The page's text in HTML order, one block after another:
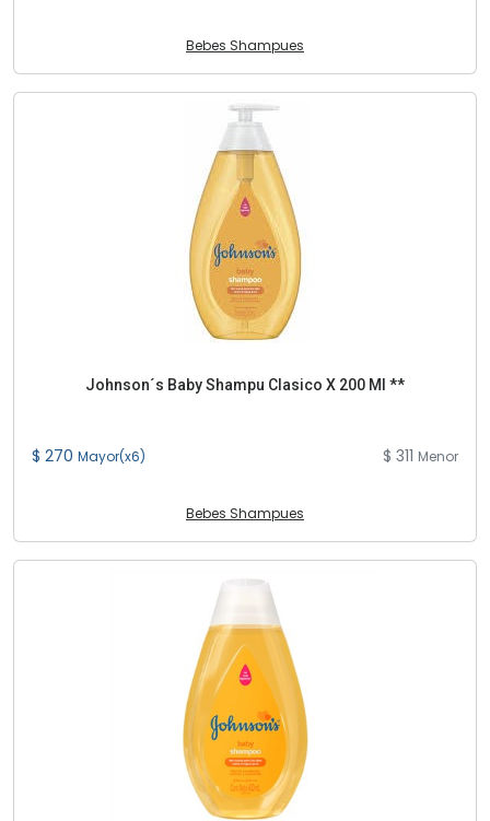
Bebes Shampues
Johnson´s Baby Shampu Clasico X 200 Ml **
$ 270 Mayor(x6) $ 311 Menor
Bebes Shampues